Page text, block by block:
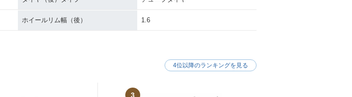
ホイールリム幅（後） 1.6
3
4位以降のランキングを見る